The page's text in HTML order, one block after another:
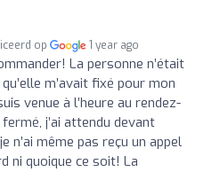
op 1 year ago
La personne n’était
m’avait fixé pour mon
venue à l’heure au rendez-
j’ai attendu devant
n’ai même pas reçu un appel
ni quoique ce soit! La